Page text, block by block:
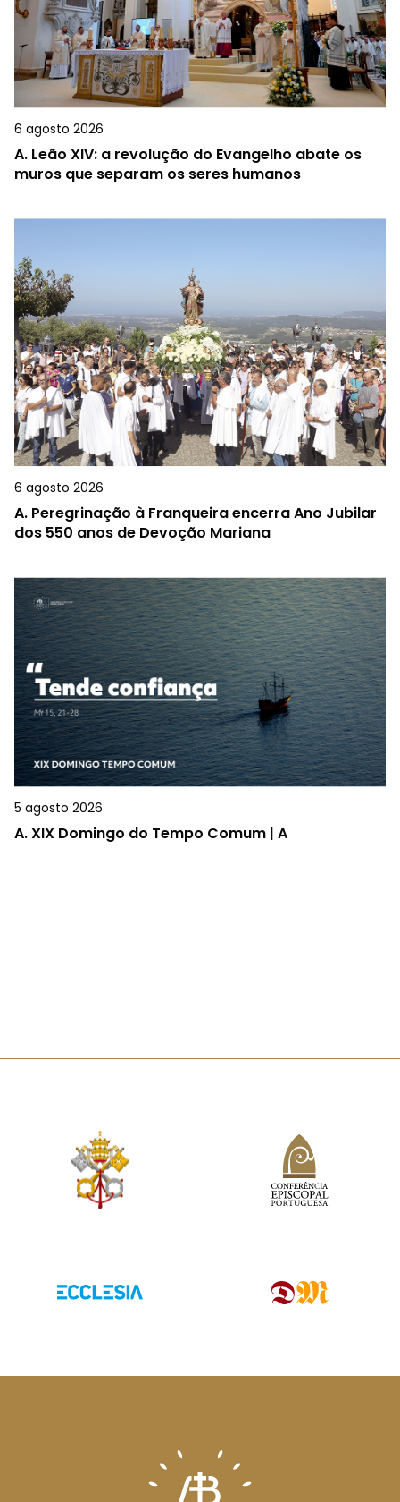
6 agosto 2026
A. Leão XIV: a revolução do Evangelho abate os
muros que separam os seres humanos
6 agosto 2026
A. Peregrinação à Franqueira encerra Ano Jubilar
dos 550 anos de Devoção Mariana
5 agosto 2026
A.XIX Domingo do Tempo Comum | A